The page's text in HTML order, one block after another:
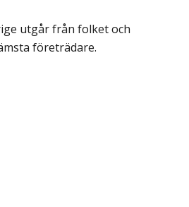
utgår från folket och
företrädare.